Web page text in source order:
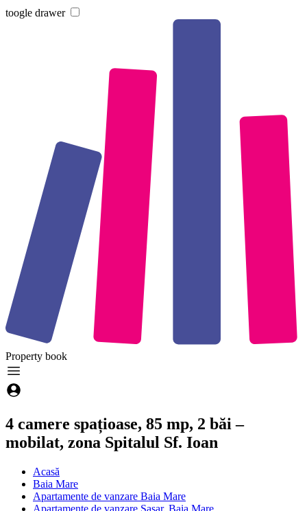
toogle drawer
Property book
4 camere spațioase, 85 mp, 2 băi –
mobilat, zona Spitalul Sf. Ioan
Acasă
Baia Mare
Apartamente de vanzare Baia Mare
Apartamente de vanzare Sasar, Baia Mare